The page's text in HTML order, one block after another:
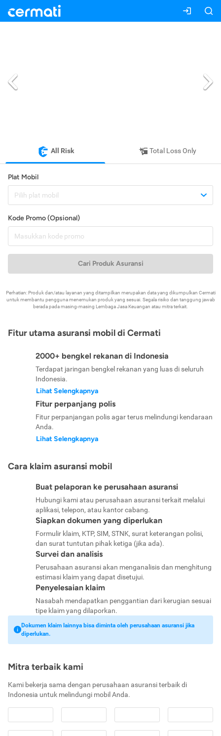
All Risk Total Loss Only
Plat Mobil
Pilih plat mobil
Kode Promo (Opsional)
Cari Produk Asuransi
Perhatian: Produk dan/atau layanan yang ditampilkan merupakan data yang dikumpulkan Cermati
untuk membantu pengguna menemukan produk yang sesuai. Segala risiko dan tanggung jawab
berada pada masing-masing Lembaga Jasa Keuangan atau mitra terkait.
Fitur utama asuransi mobil di Cermati
2000+ bengkel rekanan di Indonesia
Terdapat jaringan bengkel rekanan yang luas di seluruh
Indonesia.
Lihat Selengkapnya
Fitur perpanjang polis
Fitur perpanjangan polis agar terus melindungi kendaraan
Anda.
Lihat Selengkapnya
Cara klaim asuransi mobil
Buat pelaporan ke perusahaan asuransi
Hubungi kami atau perusahaan asuransi terkait melalui
aplikasi, telepon, atau kantor cabang.
Siapkan dokumen yang diperlukan
Formulir klaim, KTP, SIM, STNK, surat keterangan polisi,
dan surat tuntutan pihak ketiga (jika ada).
Survei dan analisis
Perusahaan asuransi akan menganalisis dan menghitung
estimasi klaim yang dapat disetujui.
Penyelesaian klaim
Nasabah mendapatkan penggantian dari kerugian sesuai
tipe klaim yang dilaporkan.
Dokumen klaim lainnya bisa diminta oleh perusahaan asuransi jika
diperlukan.
Mitra terbaik kami
Kami bekerja sama dengan perusahaan asuransi terbaik di
Indonesia untuk melindungi mobil Anda.